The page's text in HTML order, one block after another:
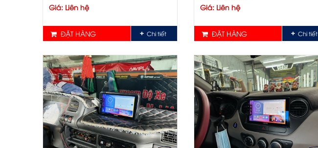
Giá: Liên hệ
ĐẶT HÀNG Chi tiết
Giá: Liên hệ
ĐẶT HÀNG Chi tiết